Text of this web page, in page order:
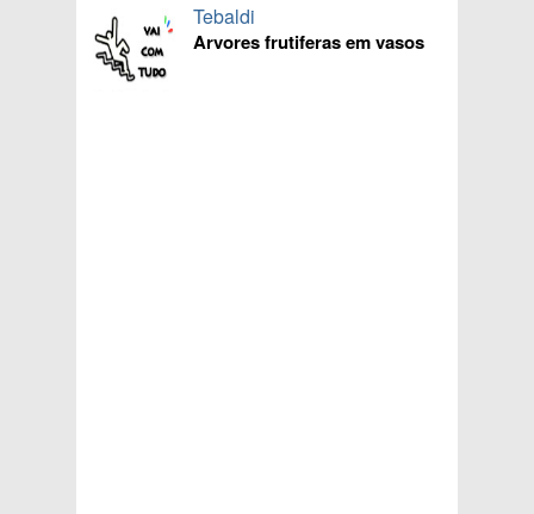
Tebaldi
Arvores frutiferas em vasos